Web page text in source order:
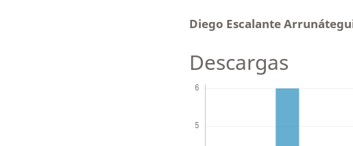
Diego Escalante
Descargas